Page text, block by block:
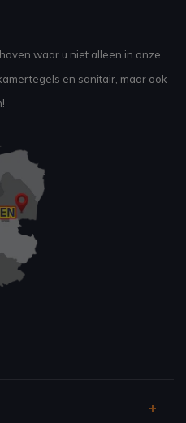
waar u niet alleen in onze
en sanitair, maar ook